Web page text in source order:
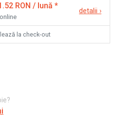
RON / lună *
detalii ›
la check-out